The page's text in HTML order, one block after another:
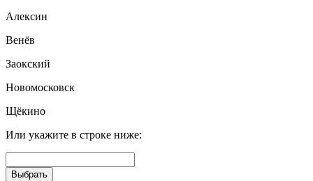
Алексин
Венёв
Заокский
Новомосковск
Щёкино
Или укажите в строке ниже:
Выбрать